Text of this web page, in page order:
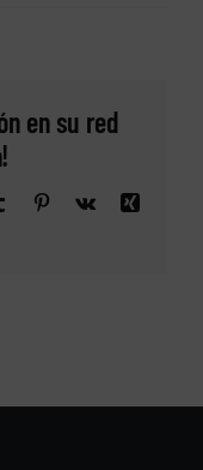
en su red
Tumblr Pinterest
Vk